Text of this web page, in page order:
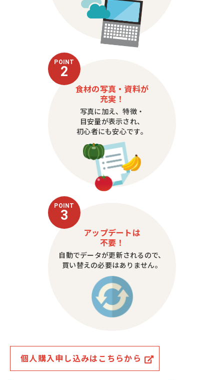
POINT
2
食材の写真・資料が
充実！
写真に加え、特徴・
目安量が表示され、
初心者にも安心です。
POINT
3
アップデートは
不要！
自動でデータが更新されるので、
買い替えの必要はありません。
個人購入申し込みはこちらから